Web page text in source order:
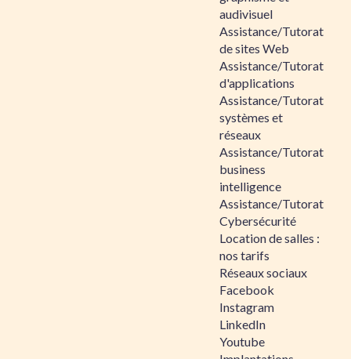
audivisuel
Assistance/Tutorat
de sites Web
Assistance/Tutorat
d'applications
Assistance/Tutorat
systèmes et
réseaux
Assistance/Tutorat
business
intelligence
Assistance/Tutorat
Cybersécurité
Location de salles :
nos tarifs
Réseaux sociaux
Facebook
Instagram
LinkedIn
Youtube